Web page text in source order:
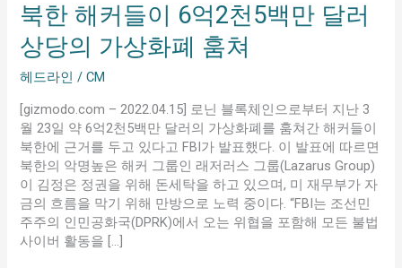
북한 해커들이 6억2천5백만 달러
상당의 가상화폐 훔쳐
헤드라인 /CM
[gizmodo.com – 2022.04.15] 로닌 블록체인으로부터 지난 3
월 23일 약 6억2천5백만 달러의 가상화폐를 훔쳐간 해커들이
북한에 근거를 두고 있다고 FBI가 발표했다. 이 발표에 따르면
북한의 악명높은 해커 그룹인 래저러스 그룹(Lazarus Group)
이 김정은 정권을 위해 돈세탁을 하고 있으며, 미 재무부가 자
금의 흐름을 막기 위해 만방으로 노력 중이다. “FBI는 조선민
주주의 인민공화국(DPRK)에서 오는 위협을 포함해 모든 불법
사이버 활동을 […]
만
러
상
당
의
가
상
화
폐
훔
쳐